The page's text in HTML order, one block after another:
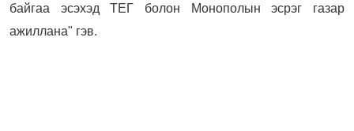
байгаа эсэхэд ТЕГ болон Монополын эсрэг газар
ажиллана" гэв.